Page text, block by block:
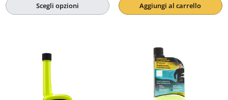
originale
Scegli opzioni
originaleattuale
Aggiungi al carrello